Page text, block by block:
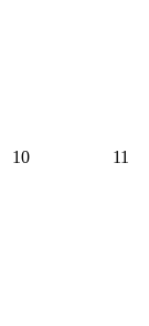
10 11